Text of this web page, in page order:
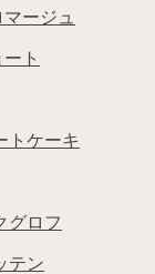
ージュ
ト
トケーキ
グロフ
テン